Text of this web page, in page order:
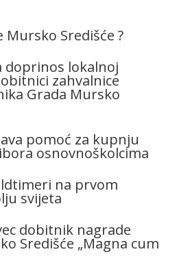
Mursko Središće ?
doprinos lokalnoj
zahvalnice
Grada Mursko
pomoć za kupnju
osnovnoškolcima
na prvom
svijeta
dobitnik nagrade
Središće „Magna cum